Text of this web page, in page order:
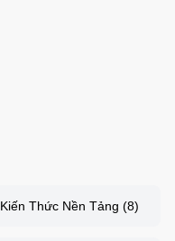
Kiến Thức Nền Tảng (8)